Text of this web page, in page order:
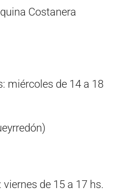
Costanera
miércoles de 14 a 18
viernes de 15 a 17 hs.